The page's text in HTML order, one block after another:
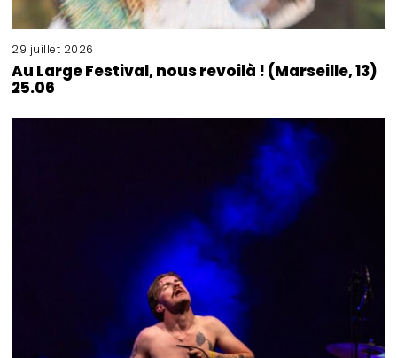
29 juillet 2026
Au Large Festival, nous revoilà ! (Marseille, 13)
25.06